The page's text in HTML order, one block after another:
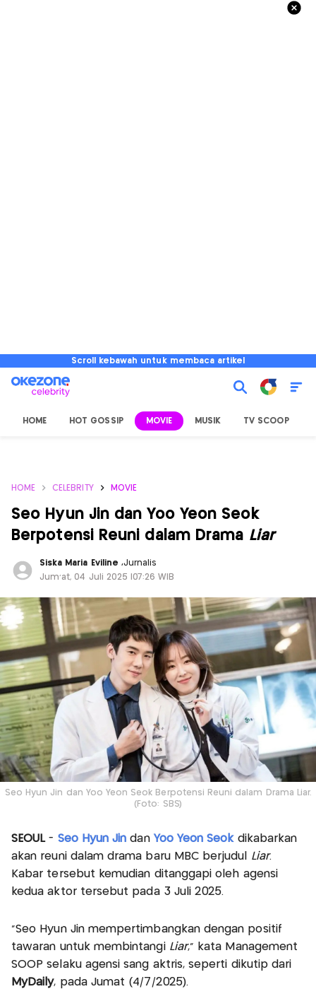
Scroll kebawah untuk membaca artikel
HOME HOT GOSSIP MOVIE MUSIK TV SCOOP
HOME CELEBRITY MOVIE
Seo Hyun Jin dan Yoo Yeon Seok
Berpotensi Reuni dalam Drama Liar
Siska Maria Eviline ,Jurnalis
Jum'at, 04 Juli 2025 |07:26 WIB
Seo Hyun Jin dan Yoo Yeon Seok Berpotensi Reuni dalam Drama Liar.
(Foto: SBS)
SEOUL- Seo Hyun Jin dan Yoo Yeon Seokdikabarkan
akan reuni dalam drama baru MBC berjudul Liar.
Kabar tersebut kemudian ditanggapi oleh agensi
kedua aktor tersebut pada 3 Juli 2025.
“Seo Hyun Jin mempertimbangkan dengan positif
tawaran untuk membintangi Liar,” kata Management
SOOP selaku agensi sang aktris, seperti dikutip dari
MyDaily, pada Jumat (4/7/2025).